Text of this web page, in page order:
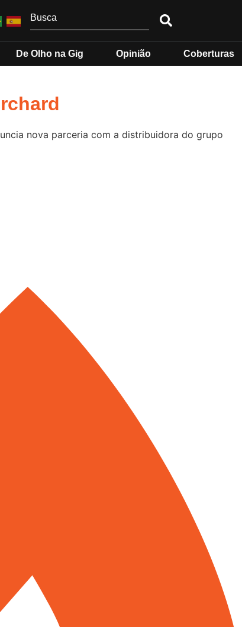
De Olho na Gig Opinião Coberturas
nova parceria com a distribuidora do grupo